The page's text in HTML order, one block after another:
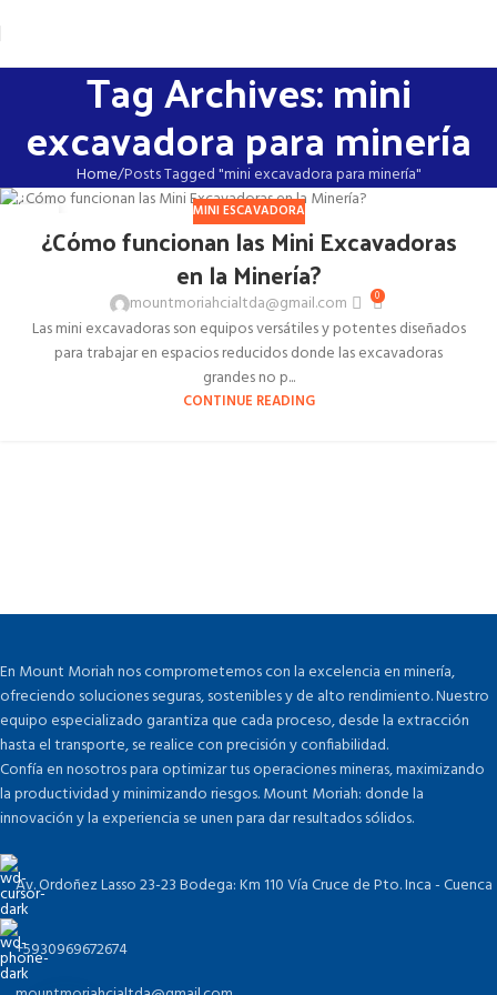
Tag Archives: mini
excavadora para minería
Home Posts Tagged "mini excavadora para minería"
OCT
MINI ESCAVADORA
¿Cómo funcionan las Mini Excavadoras
en la Minería?
mountmoriahcialtda@gmail.com 0
Las mini excavadoras son equipos versátiles y potentes diseñados
para trabajar en espacios reducidos donde las excavadoras
grandes no p...
CONTINUE READING
En Mount Moriah nos comprometemos con la excelencia en minería,
ofreciendo soluciones seguras, sostenibles y de alto rendimiento. Nuestro
equipo especializado garantiza que cada proceso, desde la extracción
hasta el transporte, se realice con precisión y confiabilidad.
Confía en nosotros para optimizar tus operaciones mineras, maximizando
la productividad y minimizando riesgos. Mount Moriah: donde la
innovación y la experiencia se unen para dar resultados sólidos.
Av. Ordoñez Lasso 23-23 Bodega: Km 110 Vía Cruce de Pto. Inca - Cuenca
+5930969672674